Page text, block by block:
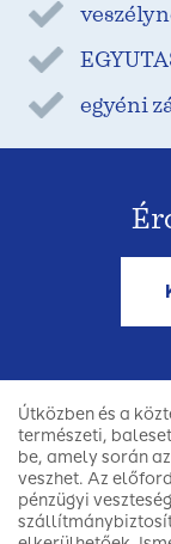
egyéni
Útközben és a
természeti,
be, amely során
veszhet. Az
pénzügyi